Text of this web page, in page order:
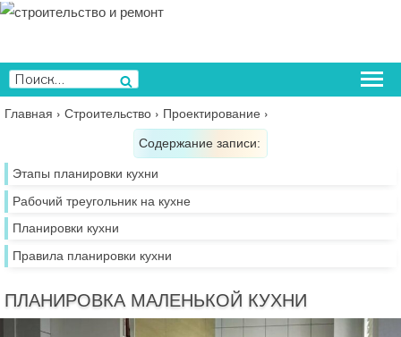
Перейти
содержимому
Искать:
Поиск
Главная › Строительство › Проектирование ›
Содержание записи:
Этапы планировки кухни
Рабочий треугольник на кухне
Планировки кухни
Правила планировки кухни
ПЛАНИРОВКА МАЛЕНЬКОЙ КУХНИ